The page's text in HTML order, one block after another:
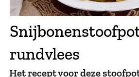
rundvlees
Het recept voor deze